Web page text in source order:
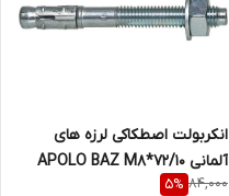
انکربولت اصطکاکی لرزه های
آلمانی APOLO BAZ M8*72/10
84,000
5%